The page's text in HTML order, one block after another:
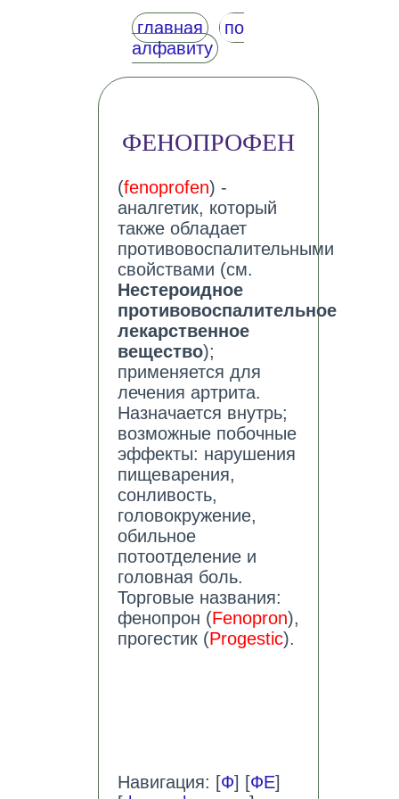
главная
по
алфавиту
ФЕНОПРОФЕН
(fenoprofen) -
аналгетик, который
также обладает
противовоспалительными
свойствами (см.
Нестероидное
противовоспалительное
лекарственное
вещество);
применяется для
лечения артрита.
Назначается внутрь;
возможные побочные
эффекты: нарушения
пищеварения,
сонливость,
головокружение,
обильное
потоотделение и
головная боль.
Торговые названия:
фенопрон (Fenopron),
прогестик (Progestic).
Навигация: [Ф] [ФЕ]